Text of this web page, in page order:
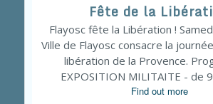
Fête de la
Flayosc fête la Libération !
Ville de Flayosc consacre la
libération de la Provence.
EXPOSITION MILITAITE - de
Find out more